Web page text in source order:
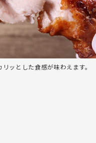
ッとした食感が味わえます。